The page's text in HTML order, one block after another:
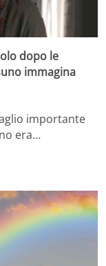
dopo le
immagina
importante
era…